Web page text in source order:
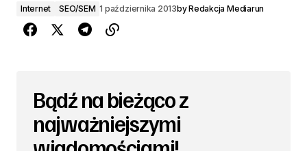
Internet SEO/SEM 1 października 2013byRedakcja Mediarun
Bądź na bieżąco z
najważniejszymi